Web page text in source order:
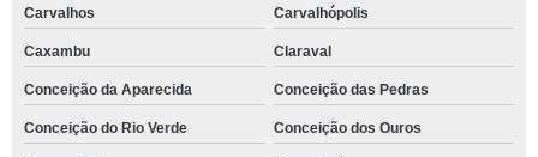
Carvalhos Carvalhópolis
Caxambu Claraval
Conceição da Aparecida Conceição das Pedras
Conceição do Rio Verde Conceição dos Ouros